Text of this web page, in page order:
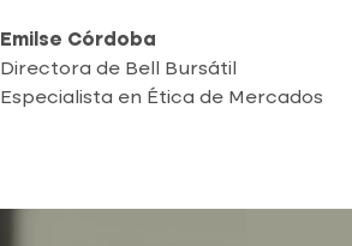
Emilse Córdoba
Directora de Bell Bursátil
Especialista en Ética de Mercados